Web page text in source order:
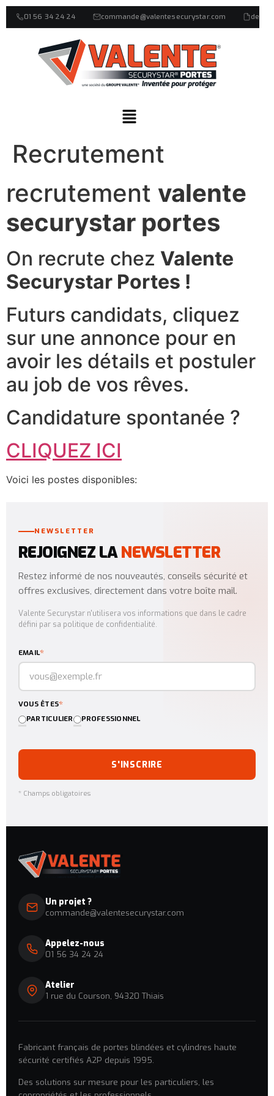
01 56 34 24 24 commande@valentesecurystar.com
Recrutement
recrutement valente
securystar portes
On recrute chez Valente
Securystar Portes !
Futurs candidats, cliquez
sur une annonce pour en
avoir les détails et postuler
au job de vos rêves.
Candidature spontanée ?
CLIQUEZ ICI
Voici les postes disponibles:
NEWSLETTER
REJOIGNEZ LANEWSLETTER
Restez informé de nos nouveautés, conseils sécurité et
offres exclusives, directement dans votre boîte mail.
Valente Securystar n'utilisera vos informations que dans le cadre
défini par sa politique de confidentialité.
EMAIL*
VOUS ÊTES*
PARTICULIER PROFESSIONNEL
S'INSCRIRE
* Champs obligatoires
Un projet ?
commande@valentesecurystar.com
Appelez-nous
01 56 34 24 24
Atelier
1 rue du Courson, 94320 Thiais
Fabricant français de portes blindées et cylindres haute
sécurité certifiés A2P depuis 1995.
Des solutions sur mesure pour les particuliers, les